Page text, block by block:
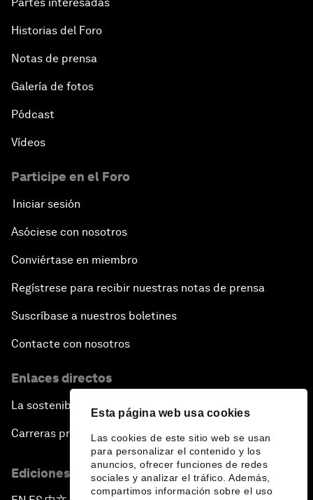
Esta página web usa cookies
Las cookies de este sitio web se usan
para personalizar el contenido y los
anuncios, ofrecer funciones de redes
sociales y analizar el tráfico. Además,
compartimos información sobre el uso
Historias del Foro
Notas de prensa
Galería de fotos
Pódcast
Vídeos
Participe en el Foro
Iniciar sesión
Asóciese con nosotros
Conviértase en miembro
Regístrese para recibir nuestras notas de prensa
Suscríbase a nuestros boletines
Contacte con nosotros
Enlaces directos
La sostenibilidad en el Foro
Carreras profesionales
Ediciones en otros idiomas